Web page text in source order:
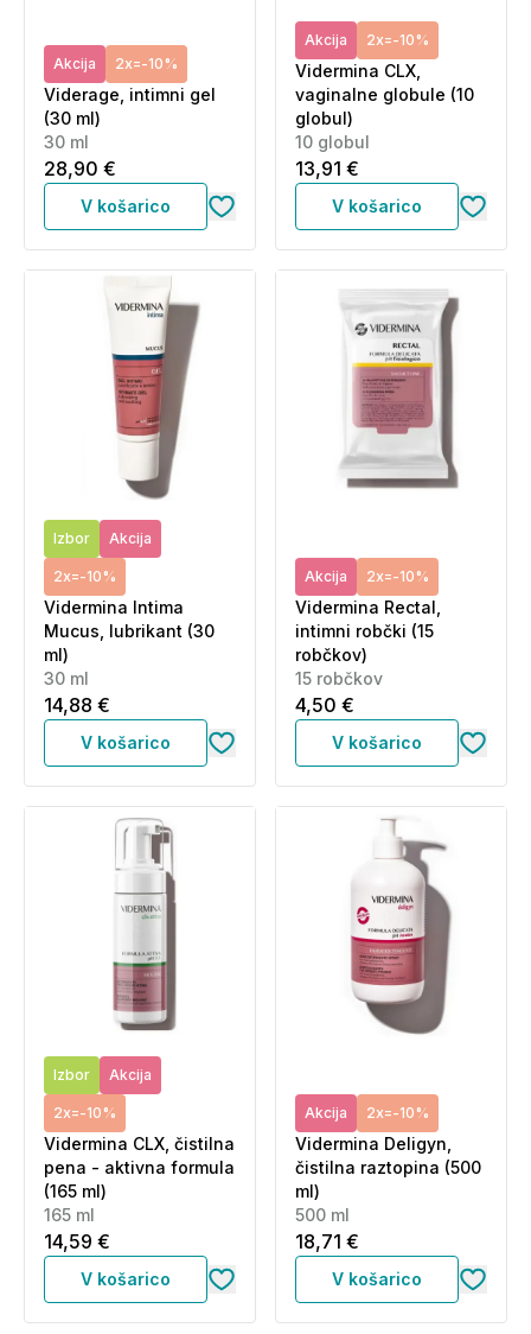
Akcija 2x=-10%
Viderage, intimni gel
(30 ml)
30 ml
28,90 €
V košarico
Akcija 2x=-10%
Vidermina CLX,
vaginalne globule (10
globul)
10 globul
13,91 €
V košarico
Izbor Akcija
2x=-10%
Vidermina Intima
Mucus, lubrikant (30
ml)
30 ml
14,88 €
V košarico
Akcija 2x=-10%
Vidermina Rectal,
intimni robčki (15
robčkov)
15 robčkov
4,50 €
V košarico
Izbor Akcija
2x=-10%
Vidermina CLX, čistilna
pena - aktivna formula
(165 ml)
165 ml
14,59 €
V košarico
Akcija 2x=-10%
Vidermina Deligyn,
čistilna raztopina (500
ml)
500 ml
18,71 €
V košarico